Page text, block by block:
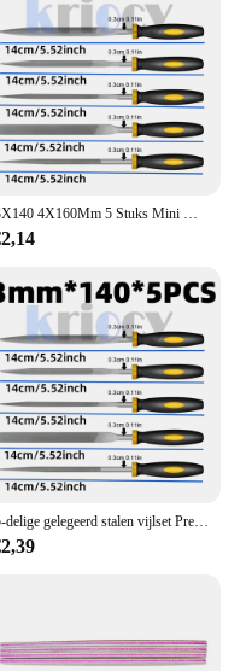
3X140 4X160Mm 5 Stuks Mini Metalen Rasp Naaldvijlen Set Houtsnijwerk Gereedschap Voor Stalen Rasp Naaldvijl Houtbewerking Handvijl Gereedschap
5-delige gelegeerd stalen vijlset Precisie ronde halfronde platte vierkante driehoekige handvijlen Stalen rasp naaldvijlen Houtbewerkingsvijl